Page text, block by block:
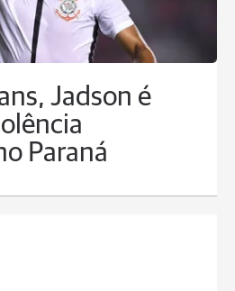
Jadson é
Paraná